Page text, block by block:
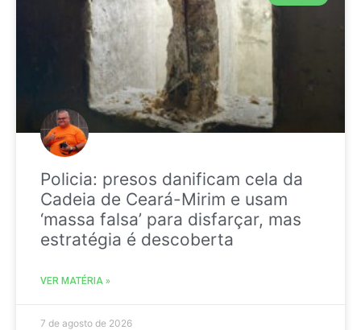
Policia: presos danificam cela da
Cadeia de Ceará-Mirim e usam
‘massa falsa’ para disfarçar, mas
estratégia é descoberta
VER MATÉRIA »
7 de agosto de 2026